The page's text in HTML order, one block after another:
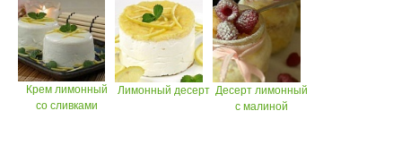
Крем лимонный
со сливками
Лимонный десерт Десерт лимонный
с малиной